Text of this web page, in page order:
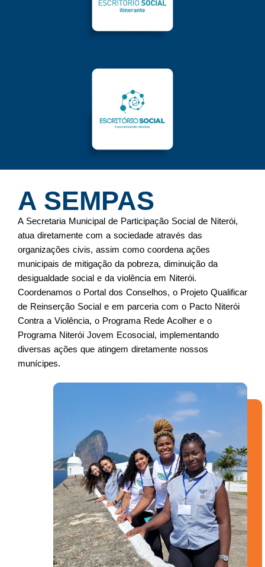
A SEMPAS
A Secretaria Municipal de Participação Social de Niterói,
atua diretamente com a sociedade através das
organizações civis, assim como coordena ações
municipais de mitigação da pobreza, diminuição da
desigualdade social e da violência em Niterói.
Coordenamos o Portal dos Conselhos, o Projeto Qualificar
de Reinserção Social e em parceria com o Pacto Niterói
Contra a Violência, o Programa Rede Acolher e o
Programa Niterói Jovem Ecosocial, implementando
diversas ações que atingem diretamente nossos
munícipes.